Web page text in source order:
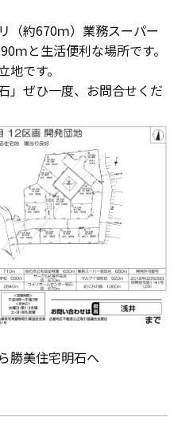
-
（約670ｍ）業務スーパー
ｍと生活便利な場所です。
です。
」ぜひ一度、お問合せくだ
勝美住宅明石へ